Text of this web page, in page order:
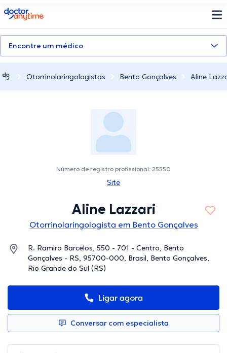
doctoranytime
Encontre um médico
Otorrinolaringologistas Bento Gonçalves Aline
Número de registro profissional: 25550
Site
Aline Lazzari
Otorrinolaringologista em Bento Gonçalves
R. Ramiro Barcelos, 550 - 701 - Centro, Bento
Gonçalves - RS, 95700-000, Brasil, Bento Gonçalves,
Rio Grande do Sul (RS)
Ligar agora
Conversar com especialista